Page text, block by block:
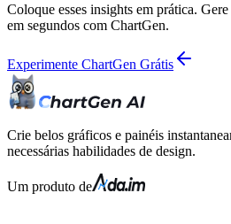
Coloque esses insights em prática.
em segundos com ChartGen.
Experimente ChartGen Grátis
Crie belos gráficos e painéis
necessárias habilidades de design.
Um produto de